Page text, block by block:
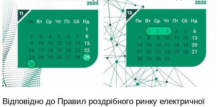
Відповідно до Правил роздрібного ринку електричної